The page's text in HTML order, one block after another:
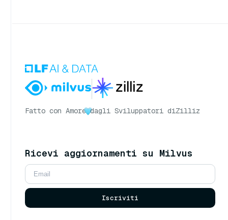
Fatto con Amore dagli Sviluppatori diZilliz
Ricevi aggiornamenti su Milvus
Iscriviti